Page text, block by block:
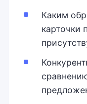
Каким
карточки